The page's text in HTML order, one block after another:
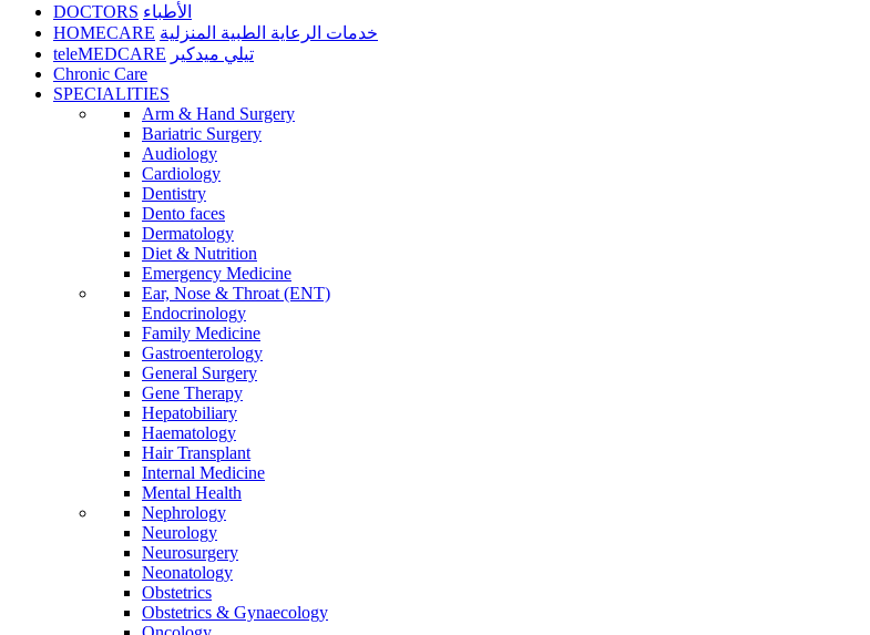
DOCTORS الأطباء
HOMECARE خدمات الرعاية الطبية المنزلية
teleMEDCARE تيلي ميدكير
Chronic Care
SPECIALITIES
Arm & Hand Surgery
Bariatric Surgery
Audiology
Cardiology
Dentistry
Dento faces
Dermatology
Diet & Nutrition
Emergency Medicine
Ear, Nose & Throat (ENT)
Endocrinology
Family Medicine
Gastroenterology
General Surgery
Gene Therapy
Hepatobiliary
Haematology
Hair Transplant
Internal Medicine
Mental Health
Nephrology
Neurology
Neurosurgery
Neonatology
Obstetrics
Obstetrics & Gynaecology